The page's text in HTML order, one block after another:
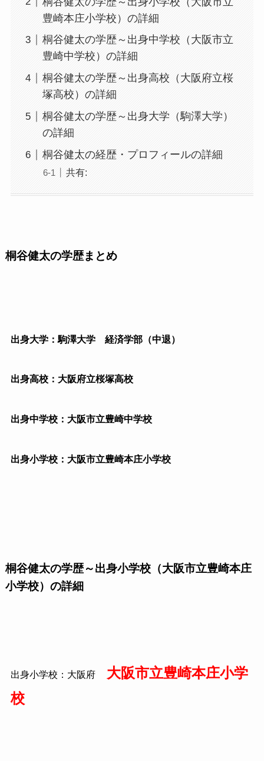
豊崎本庄小学校）の詳細
桐谷健太の学歴～出身中学校（大阪市立
豊崎中学校）の詳細
桐谷健太の学歴～出身高校（大阪府立桜
塚高校）の詳細
桐谷健太の学歴～出身大学（駒澤大学）
の詳細
桐谷健太の経歴・プロフィールの詳細
共有:
桐谷健太の学歴まとめ
出身大学：駒澤大学 経済学部（中退）
出身高校：大阪府立桜塚高校
出身中学校：大阪市立豊崎中学校
出身小学校：大阪市立豊崎本庄小学校
桐谷健太の学歴～出身小学校（大阪市立豊崎本庄
小学校）の詳細
出身小学校：大阪府
大阪市立豊崎本庄小学
校